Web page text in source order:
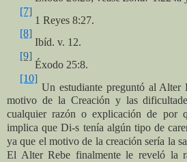
[7]
1 Reyes 8:27.
[8]
Ibíd. v. 12.
[9]
Éxodo 25:8.
[10]
Un estudiante preguntó al Alter
motivo de la Creación y las
cualquier razón o explicación de por
implica que Di-s tenía algún tipo de
ya que el motivo de la creación sería la
El Alter Rebe finalmente le reveló la